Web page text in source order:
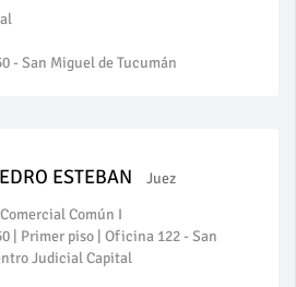
- San Miguel de Tucumán
ESTEBAN
Juez
Común I
| Primer piso | Oficina 122 - San
Judicial Capital